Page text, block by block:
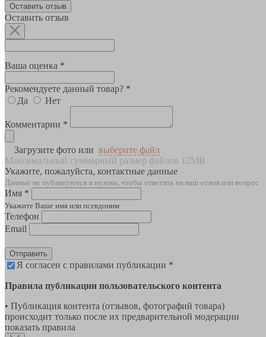
Оставить отзыв
Оставить отзыв
Ваша оценка *
Рекомендуете данный товар? *
Да
Нет
Комментарии *
Загрузите фото или выберите файл
Максимальный суммарный размер файлов 12MB
Укажите, пожалуйста, контактные данные
Данные не публикуются и нужны, чтобы ответить на ваш отзыв или вопрос
Имя *
Укажите Ваше имя или псевдоним
Телефон
Email
Отправить
Я согласен с правилами публикации *
Правила публикации пользовательского контента
• Публикация контента (отзывов, фотографий товара)
происходит только после их предварительной модерации
показать правила